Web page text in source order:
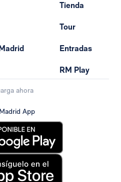
Tienda
Tour
Entradas
RM Play
ahora
App